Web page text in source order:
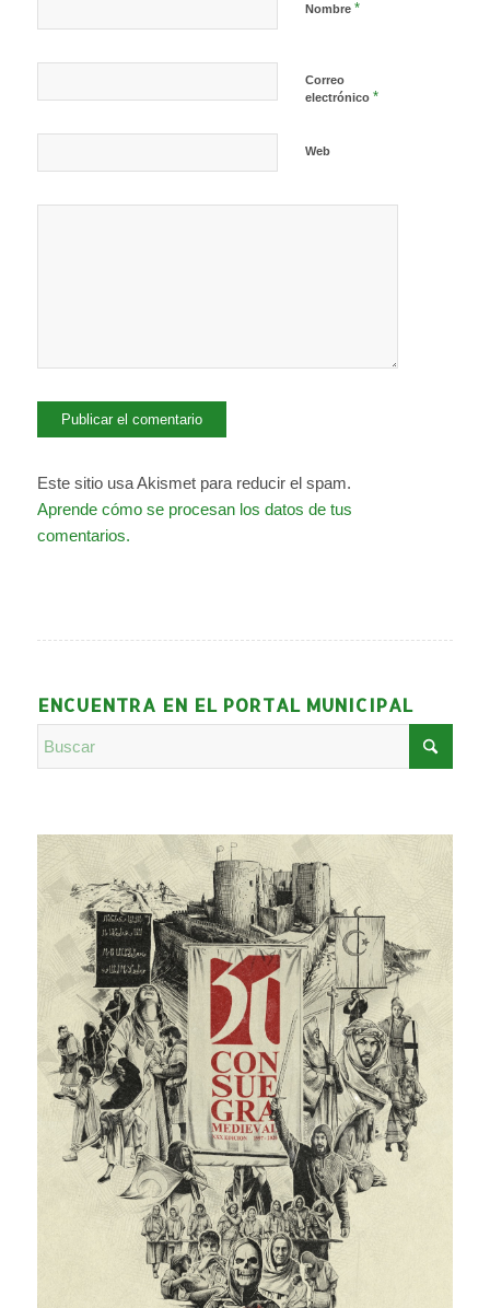
Nombre *
Correo
electrónico *
Web
Este sitio usa Akismet para reducir el spam.
Aprende cómo se procesan los datos de tus
comentarios.
ENCUENTRA EN EL PORTAL MUNICIPAL